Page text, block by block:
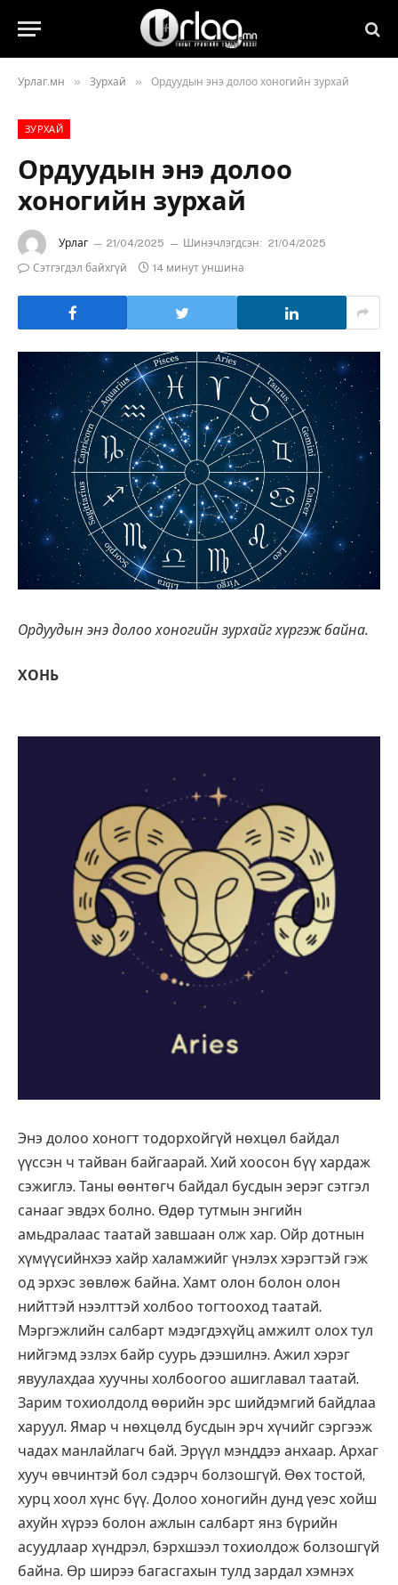
Урлаг.мн » Зурхай » Ордуудын энэ долоо хоногийн зурхай
ЗУРХАЙ
Ордуудын энэ долоо
хоногийн зурхай
Урлаг 21/04/2025 Шинэчлэгдсэн: 21/04/2025
Сэтгэгдэл байхгүй
14 минут уншина
Ордуудын энэ долоо хоногийн зурхайг хүргэж байна.
ХОНЬ
Энэ долоо хоногт тодорхойгүй нөхцөл байдал
үүссэн ч тайван байгаарай. Хий хоосон бүү хардаж
сэжиглэ. Таны өөнтөгч байдал бусдын эерэг сэтгэл
санааг эвдэх болно. Өдөр тутмын энгийн
амьдралаас таатай завшаан олж хар. Ойр дотнын
хүмүүсийнхээ хайр халамжийг үнэлэх хэрэгтэй гэж
од эрхэс зөвлөж байна. Хамт олон болон олон
нийттэй нээлттэй холбоо тогтооход таатай.
Мэргэжлийн салбарт мэдэгдэхүйц амжилт олох тул
нийгэмд эзлэх байр суурь дээшилнэ. Ажил хэрэг
явуулахдаа хуучны холбоогоо ашиглавал таатай.
Зарим тохиолдолд өөрийн эрс шийдэмгий байдлаа
харуул. Ямар ч нөхцөлд бусдын эрч хүчийг сэргээж
чадах манлайлагч бай. Эрүүл мэнддээ анхаар. Архаг
хууч өвчинтэй бол сэдэрч болзошгүй. Өөх тостой,
хурц хоол хүнс бүү. Долоо хоногийн дунд үеэс хойш
ахуйн хүрээ болон ажлын салбарт янз бүрийн
асуудлаар хүндрэл, бэрхшээл тохиолдож болзошгүй
байна. Өр ширээ багасгахын тулд зардал хэмнэх